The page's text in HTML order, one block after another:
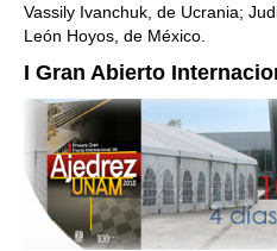
Vassily Ivanchuk, de Ucrania;
León Hoyos, de México.
I Gran Abierto